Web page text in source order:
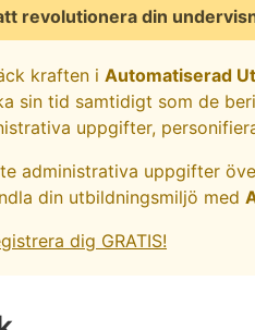
revolutionera din
kraften i Automatiserad
sin tid samtidigt som de
uppgifter,
administrativa uppgifter
din utbildningsmiljö med
dig GRATIS!